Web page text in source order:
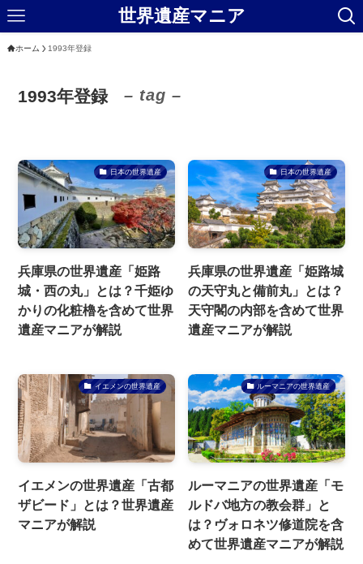
世界遺産マニア
ホーム 1993年登録
1993年登録 – tag –
日本の世界遺産
兵庫県の世界遺産「姫路
城・西の丸」とは？千姫ゆ
かりの化粧櫓を含めて世界
遺産マニアが解説
日本の世界遺産
兵庫県の世界遺産「姫路城
の天守丸と備前丸」とは？
天守閣の内部を含めて世界
遺産マニアが解説
イエメンの世界遺産
イエメンの世界遺産「古都
ザビード」とは？世界遺産
マニアが解説
ルーマニアの世界遺産
ルーマニアの世界遺産「モ
ルドバ地方の教会群」と
は？ヴォロネツ修道院を含
めて世界遺産マニアが解説